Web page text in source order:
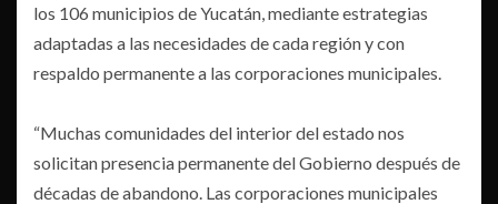
los 106 municipios de Yucatán, mediante estrategias
adaptadas a las necesidades de cada región y con
respaldo permanente a las corporaciones municipales.
“Muchas comunidades del interior del estado nos
solicitan presencia permanente del Gobierno después de
décadas de abandono. Las corporaciones municipales